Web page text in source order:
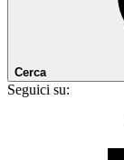
Cerca
Seguici su: